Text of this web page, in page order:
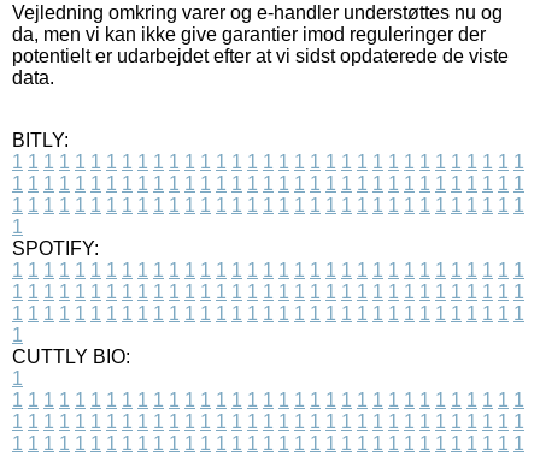
Vejledning omkring varer og e-handler understøttes nu og
da, men vi kan ikke give garantier imod reguleringer der
potentielt er udarbejdet efter at vi sidst opdaterede de viste
data.
BITLY:
1 1 1 1 1 1 1 1 1 1 1 1 1 1 1 1 1 1 1 1 1 1 1 1 1 1 1 1 1 1 1 1 1
1 1 1 1 1 1 1 1 1 1 1 1 1 1 1 1 1 1 1 1 1 1 1 1 1 1 1 1 1 1 1 1 1
1 1 1 1 1 1 1 1 1 1 1 1 1 1 1 1 1 1 1 1 1 1 1 1 1 1 1 1 1 1 1 1 1
1
SPOTIFY:
1 1 1 1 1 1 1 1 1 1 1 1 1 1 1 1 1 1 1 1 1 1 1 1 1 1 1 1 1 1 1 1 1
1 1 1 1 1 1 1 1 1 1 1 1 1 1 1 1 1 1 1 1 1 1 1 1 1 1 1 1 1 1 1 1 1
1 1 1 1 1 1 1 1 1 1 1 1 1 1 1 1 1 1 1 1 1 1 1 1 1 1 1 1 1 1 1 1 1
1
CUTTLY BIO:
1
1 1 1 1 1 1 1 1 1 1 1 1 1 1 1 1 1 1 1 1 1 1 1 1 1 1 1 1 1 1 1 1 1
1 1 1 1 1 1 1 1 1 1 1 1 1 1 1 1 1 1 1 1 1 1 1 1 1 1 1 1 1 1 1 1 1
1 1 1 1 1 1 1 1 1 1 1 1 1 1 1 1 1 1 1 1 1 1 1 1 1 1 1 1 1 1 1 1 1